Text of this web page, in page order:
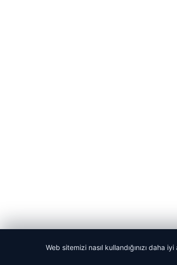
Web sitemizi nasıl kullandığınızı